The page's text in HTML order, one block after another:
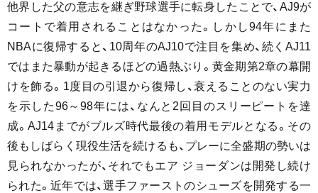
他界した父の意志を継ぎ野球選手に転身したことで、AJ9が
コートで着用されることはなかった。しかし94年にまた
NBAに復帰すると、10周年のAJ10で注目を集め、続くAJ11
ではまた暴動が起きるほどの過熱ぶり。黄金期第2章の幕開
けを飾る。1度目の引退から復帰し、衰えることのない実力
を示した96～98年には、なんと2回目のスリーピートを達
成。AJ14までがブルズ時代最後の着用モデルとなる。その
後もしばらく現役生活を続けるも、プレーに全盛期の勢いは
見られなかったが、それでもエア ジョーダンは開発し続け
られた。近年では、選手ファーストのシューズを開発する一